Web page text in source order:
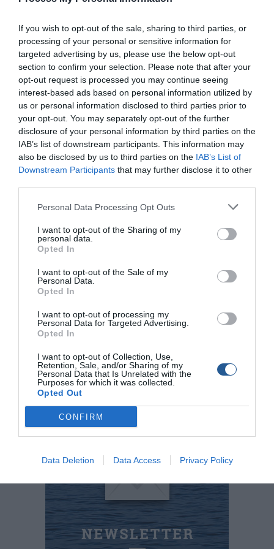
If you wish to opt-out of the sale, sharing to third parties, or
processing of your personal or sensitive information for
targeted advertising by us, please use the below opt-out
section to confirm your selection. Please note that after your
opt-out request is processed you may continue seeing
interest-based ads based on personal information utilized by
us or personal information disclosed to third parties prior to
your opt-out. You may separately opt-out of the further
disclosure of your personal information by third parties on the
IAB’s list of downstream participants. This information may
also be disclosed by us to third parties on the IAB’s List of
Downstream Participants that may further disclose it to other
Personal Data Processing Opt Outs
I want to opt-out of the Sharing of my
personal data.
Opted In
I want to opt-out of the Sale of my
Personal Data.
Opted In
I want to opt-out of processing my
Personal Data for Targeted Advertising.
Opted In
I want to opt-out of Collection, Use,
Retention, Sale, and/or Sharing of my
Personal Data that Is Unrelated with the
Purposes for which it was collected.
Opted Out
CONFIRM
Data Deletion Data Access Privacy Policy
EFFE
Μικρές Καλαμαριέρες Σιλικόνης της LINEA
EFFE
Αν ψάχνουµε για να βρούµε κάτι που µπορεί να
προσελκύσει τα καλαµάρια την ηµέρα, στα βαθιά νερά
που βρίσκονται αυτήν την εποχή, τότε αυτό είναι οι
µαλακές καλαµαριέρες της Linea Effe. Είναι
κατασκευασµένες από σιλικόνη εσωτερικά και εξωτερικά
καλυµµένες µε ύφασµα, ώστε να µην προξενούν
καχυποψίες όταν τις ακουµπούν τα καλαµάρια. Αφού
µπορούν καρφώνουν καλά και να ανεβάζουν τα µεγάλα
κεφαλόποδα στην επιφάνεια χωρίς να σκίζονται. Έχουν
εκατοστά οι βελόνες) και θα τις βρούµε σε πολλούς
διαφορετικούς χρωµατισµούς. Μετά από πολλές ώρες
προτείνουµε άφοβα να τις δοκιµάσετε σε αρµατωσιές µε
παράµαλλα.
Αφοί Ρογδάκη Ο.Ε.
2310 306 796
www.rogdakis.gr